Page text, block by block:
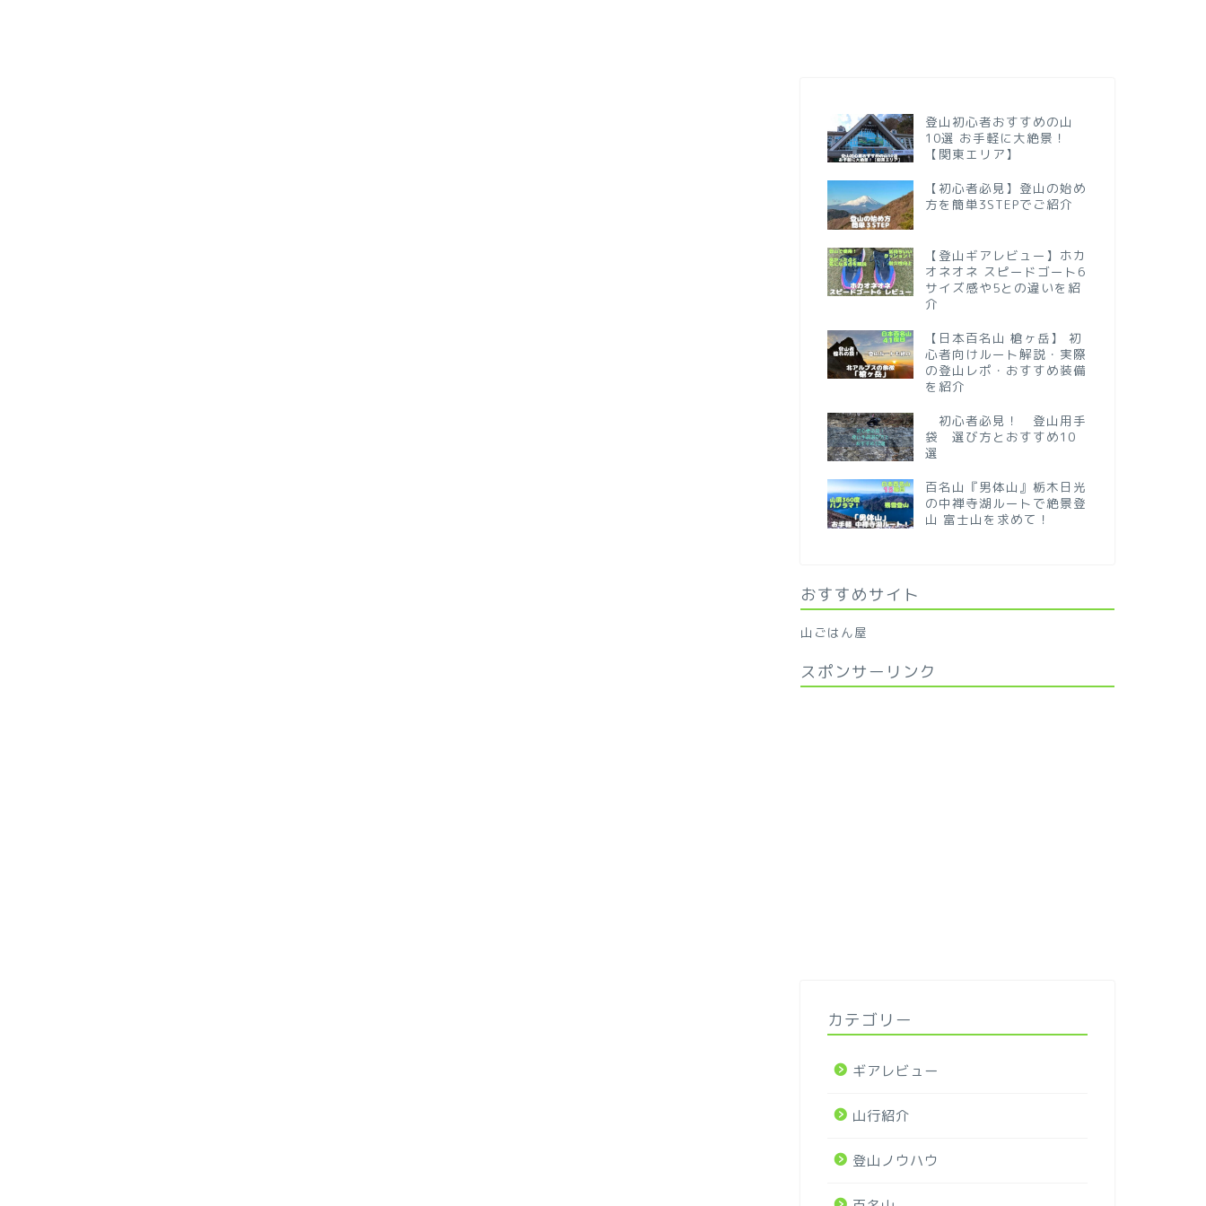
登山初心者おすすめの山
10選 お手軽に大絶景！
【関東エリア】
【初心者必見】登山の始め
方を簡単3STEPでご紹介
【登山ギアレビュー】ホカ
オネオネ スピードゴート6
サイズ感や5との違いを紹
介
【日本百名山 槍ヶ岳】 初
心者向けルート解説・実際
の登山レポ・おすすめ装備
を紹介
初心者必見！ 登山用手
袋 選び方とおすすめ10
選
百名山『男体山』栃木日光
の中禅寺湖ルートで絶景登
山 富士山を求めて！
おすすめサイト
山ごはん屋
スポンサーリンク
カテゴリー
ギアレビュー
山行紹介
登山ノウハウ